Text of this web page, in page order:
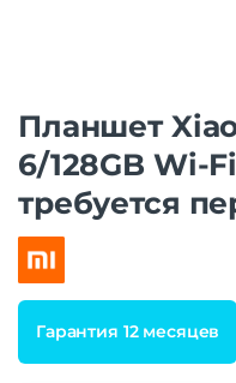
Планшет
6/128GB Wi-
требуется
Гарантия 12 месяцев